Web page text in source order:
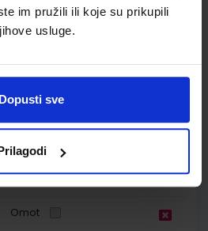
im pružili ili koje su prikupili
usluge.
Dopusti sve
Omot
bilježnica iz informatike za treći
Toić Dlačić
CIJENA: 9,50 €
Omot